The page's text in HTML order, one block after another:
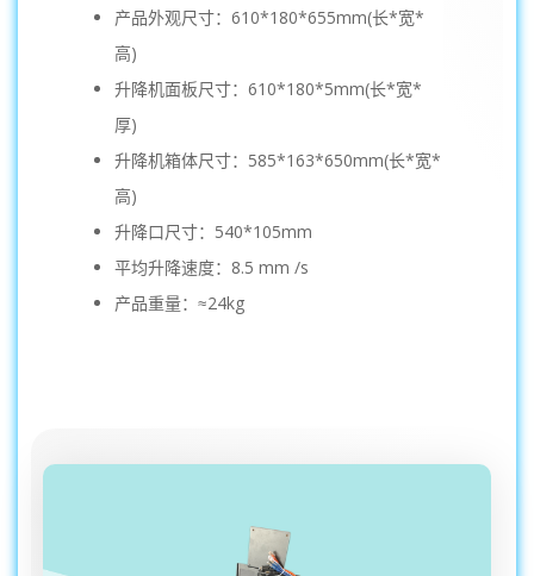
产品外观尺寸：610*180*655mm(长*宽*
高)
升降机面板尺寸：610*180*5mm(长*宽*
厚)
升降机箱体尺寸：585*163*650mm(长*宽*
高)
升降口尺寸：540*105mm
平均升降速度：8.5 mm /s
产品重量：≈24kg